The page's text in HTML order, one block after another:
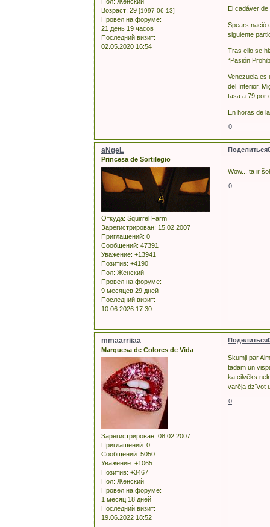
Возраст: 29 [1997-06-13]
Провел на форуме:
21 день 19 часов
Последний визит:
02.05.2020 16:54
El cadáver de
Spears nació
siguiente
Tras ello se
“Pasión
Venezuela es
del Interior,
tasa a 79 por
En horas de
0
Поделиться
aNgeL
Princesa de Sortilegio
Откуда: Squirrel Farm
Зарегистрирован: 15.02.2007
Приглашений: 0
Сообщений: 47391
Уважение: +13941
Позитив: +4190
Пол: Женский
Провел на форуме:
9 месяцев 29 дней
Последний визит:
10.06.2026 17:30
Wow... tā ir
0
Поделиться
mmaarriiaa
Marquesa de Colores de Vida
Зарегистрирован: 08.02.2007
Приглашений: 0
Сообщений: 5050
Уважение: +1065
Позитив: +3467
Пол: Женский
Провел на форуме:
1 месяц 18 дней
Последний визит:
19.06.2022 18:52
Skumji par
tādam un
ka cilvēks
varēja dzīvot
0